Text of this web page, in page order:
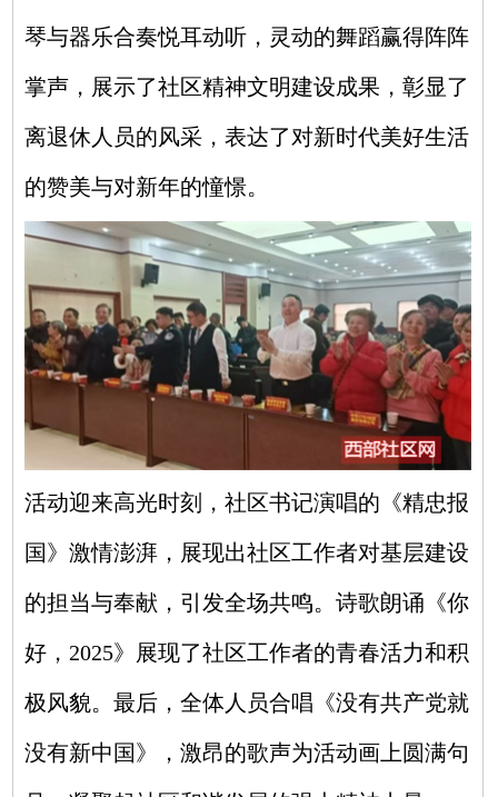
琴与器乐合奏悦耳动听，灵动的舞蹈赢得阵阵
掌声，展示了社区精神文明建设成果，彰显了
离退休人员的风采，表达了对新时代美好生活
的赞美与对新年的憧憬。
活动迎来高光时刻，社区书记演唱的《精忠报
国》激情澎湃，展现出社区工作者对基层建设
的担当与奉献，引发全场共鸣。诗歌朗诵《你
好，2025》展现了社区工作者的青春活力和积
极风貌。最后，全体人员合唱《没有共产党就
没有新中国》，激昂的歌声为活动画上圆满句